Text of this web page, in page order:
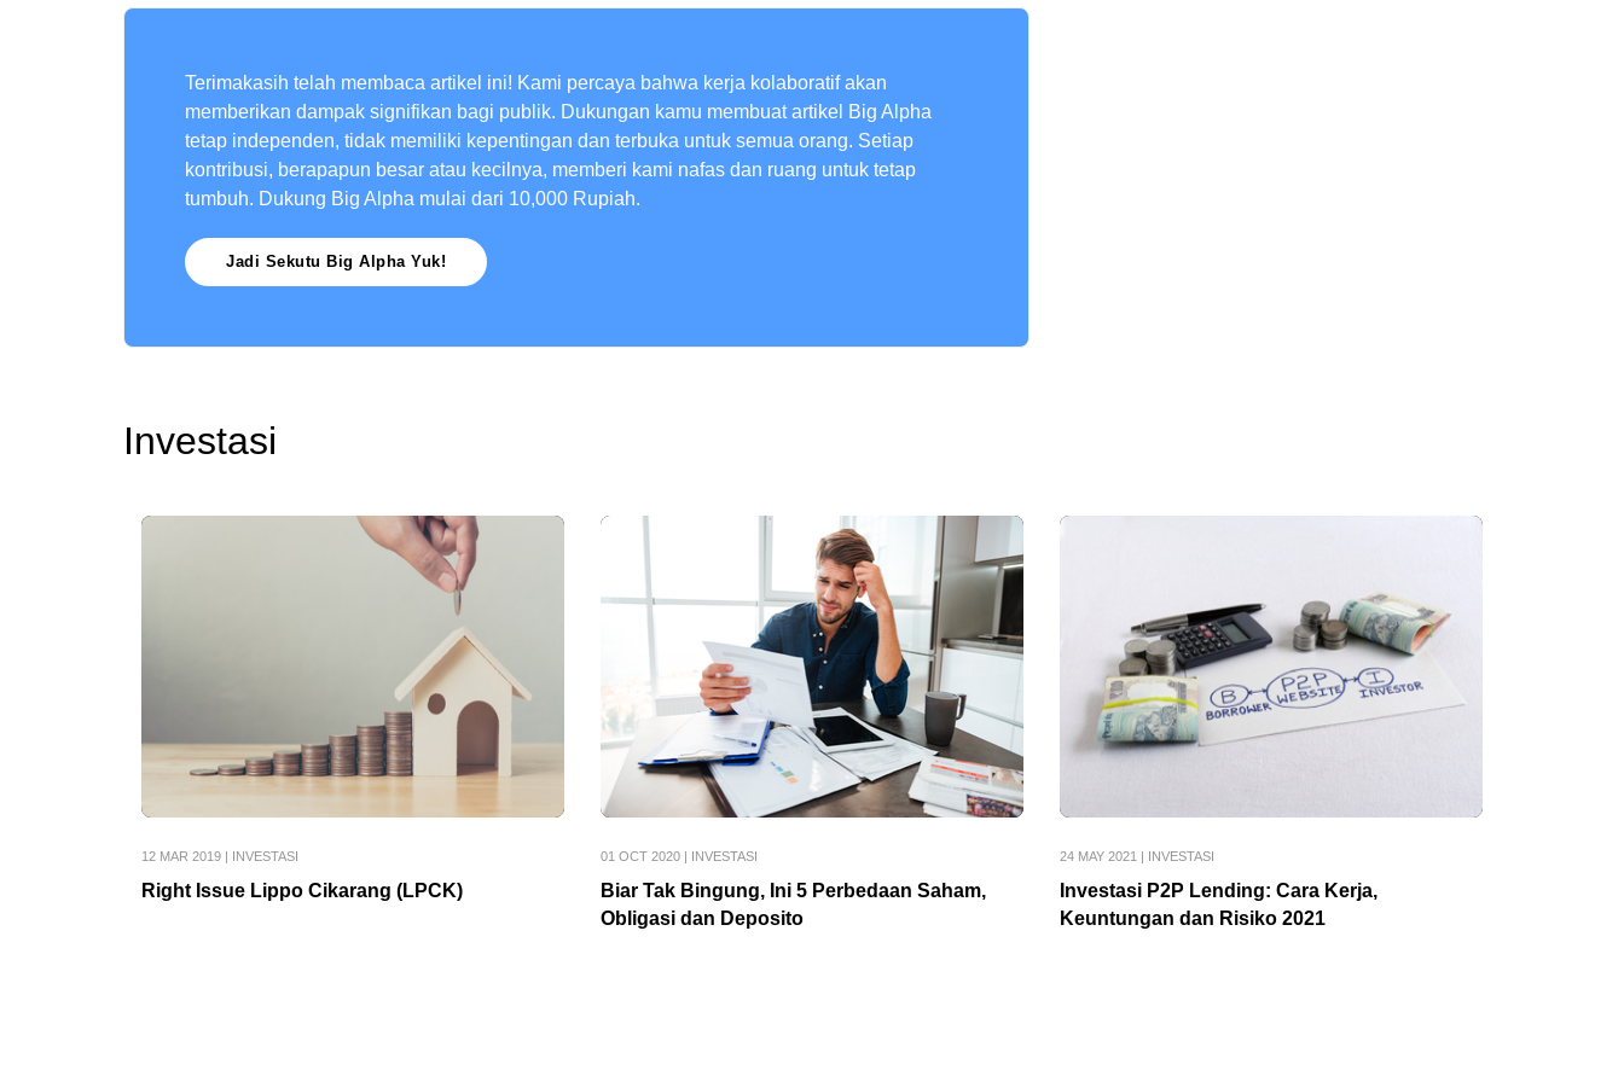
Terimakasih telah membaca artikel ini! Kami percaya bahwa kerja kolaboratif akan
memberikan dampak signifikan bagi publik. Dukungan kamu membuat artikel Big Alpha
tetap independen, tidak memiliki kepentingan dan terbuka untuk semua orang. Setiap
kontribusi, berapapun besar atau kecilnya, memberi kami nafas dan ruang untuk tetap
tumbuh. Dukung Big Alpha mulai dari 10,000 Rupiah.
Jadi Sekutu Big Alpha Yuk!
Investasi
12 MAR 2019 INVESTASI
Right Issue Lippo Cikarang (LPCK)
01 OCT 2020| INVESTASI
Biar Tak Bingung, Ini 5 Perbedaan Saham,
Obligasi dan Deposito
24 MAY 2021 INVESTASI
Investasi P2P Lending: Cara Kerja,
Keuntungan dan Risiko 2021